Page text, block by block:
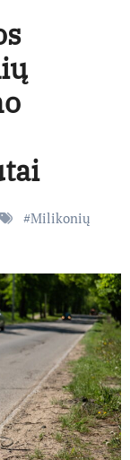
#Milikonių